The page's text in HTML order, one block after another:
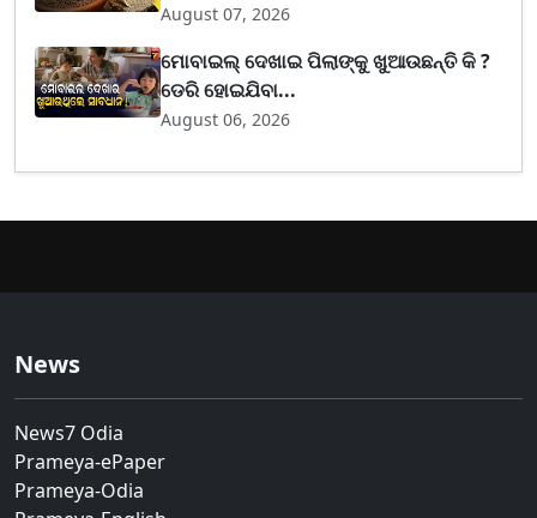
August 07, 2026
ମୋବାଇଲ୍ ଦେଖାଇ ପିଲାଙ୍କୁ ଖୁଆଉଛନ୍ତି କି ?
ଡେରି ହୋଇଯିବା...
August 06, 2026
News
News7 Odia
Prameya-ePaper
Prameya-Odia